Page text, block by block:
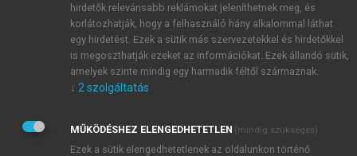
JELSZÓ ÚJRA
Kérek értesítést a MeRSZ újdonságairól, akcióiról.
Kérek értesítést az Akadémiai Kiadó Zrt. újdonságairól,
Adatkezelési tájékoztatóbanfoglaltakat tudomásul
veszem és elfogadom.
hirdetők relevánsabb reklámokat jeleníthetnek meg, és
korlátozhatják, hogy a felhasználó hány alkalommal láthat
egy hirdetést. Ezek a sütik más szervezetekkel és hirdetőkkel
is megoszthatják ezeket az információkat. Ezek állandó sütik,
amelyek szinte mindig egy harmadik féltől származnak.
↓ 2 szolgáltatás
MŰKÖDÉSHEZ ELENGEDHETETLEN (mindig szükséges)
Ezek a sütik elengedhetetlenek az oldalunkon történő